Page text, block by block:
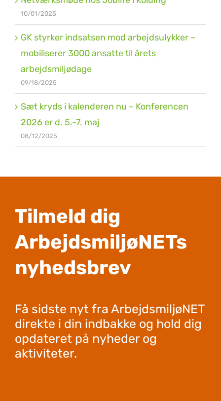
10/01/2025
GK styrker indsatsen mod arbejdsulykker –
mobiliserer 3000 ansatte til årets
arbejdsmiljødage
09/18/2025
Sæt kryds i kalenderen nu – Konferencen
2026 er d. 5.-7. maj
08/12/2025
Tilmeld dig
ArbejdsmiljøNETs
nyhedsbrev
Få sidste nyt fra ArbejdsmiljøNET
direkte i din indbakke og hold dig
opdateret på nyheder og
aktiviteter.